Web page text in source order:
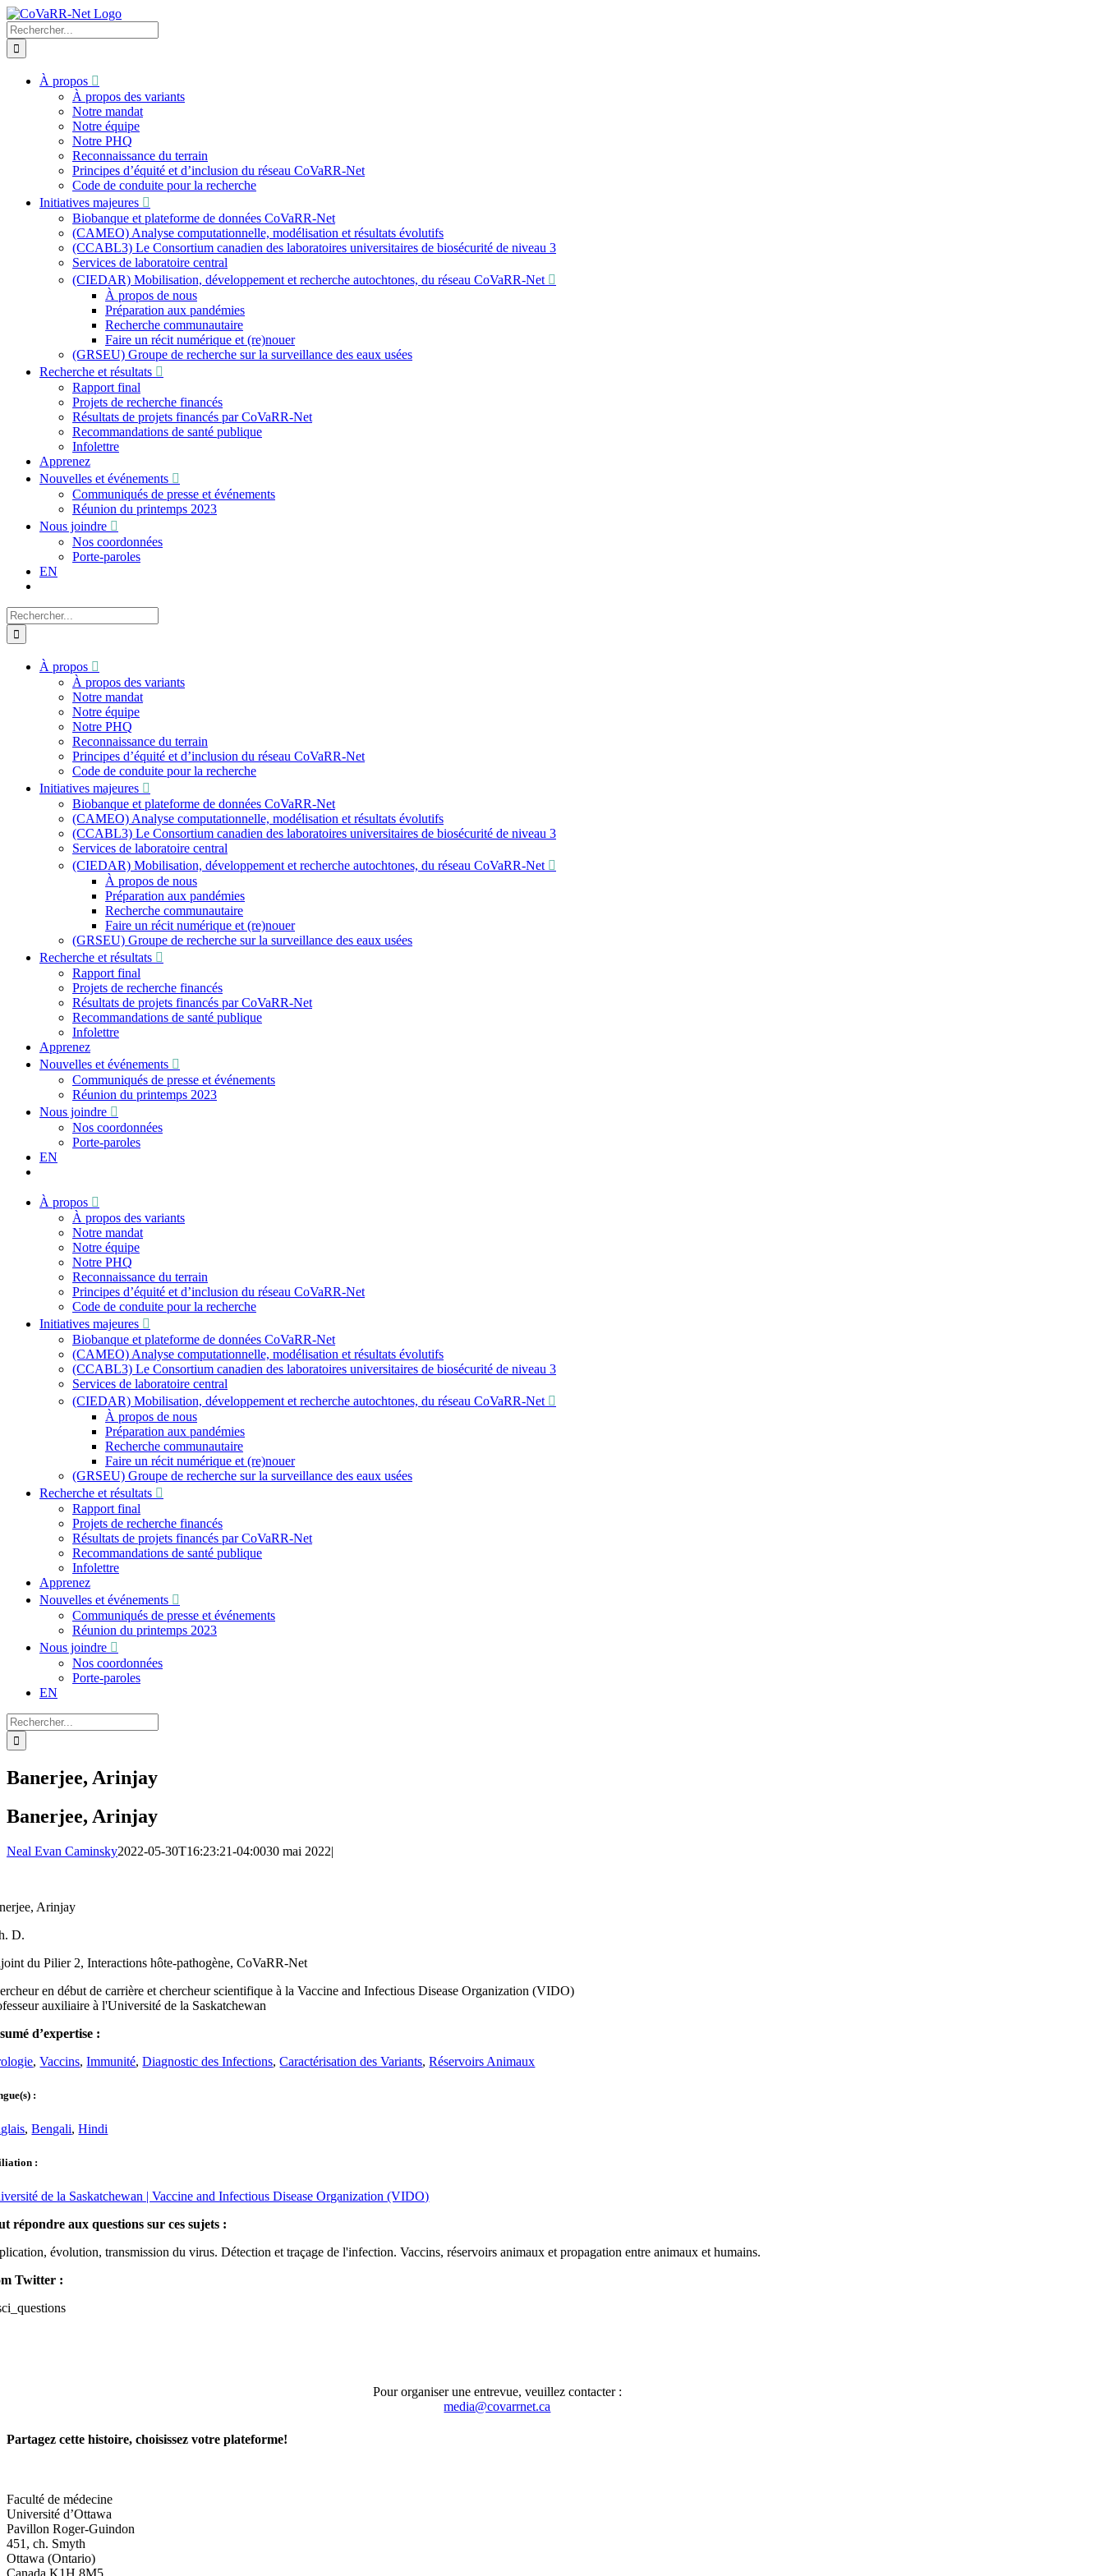
Skip
to
content
Recherche
sur
le
À propos
À propos des variants
Notre mandat
Notre équipe
Notre PHQ
Reconnaissance du terrain
Principes d’équité et d’inclusion du réseau CoVaRR-Net
Code de conduite pour la recherche
Initiatives majeures
Biobanque et plateforme de données CoVaRR-Net
(CAMEO) Analyse computationnelle, modélisation et résultats évolutifs
(CCABL3) Le Consortium canadien des laboratoires universitaires de biosécurité de niveau 3
Services de laboratoire central
(CIEDAR) Mobilisation, développement et recherche autochtones, du réseau CoVaRR-Net
À propos de nous
Préparation aux pandémies
Recherche communautaire
Faire un récit numérique et (re)nouer
(GRSEU) Groupe de recherche sur la surveillance des eaux usées
Recherche et résultats
Rapport final
Projets de recherche financés
Résultats de projets financés par CoVaRR-Net
Recommandations de santé publique
Infolettre
Apprenez
Nouvelles et événements
Communiqués de presse et événements
Réunion du printemps 2023
Nous joindre
Nos coordonnées
Porte-paroles
EN
Recherche
sur
le
À propos
À propos des variants
Notre mandat
Notre équipe
Notre PHQ
Reconnaissance du terrain
Principes d’équité et d’inclusion du réseau CoVaRR-Net
Code de conduite pour la recherche
Initiatives majeures
Biobanque et plateforme de données CoVaRR-Net
(CAMEO) Analyse computationnelle, modélisation et résultats évolutifs
(CCABL3) Le Consortium canadien des laboratoires universitaires de biosécurité de niveau 3
Services de laboratoire central
(CIEDAR) Mobilisation, développement et recherche autochtones, du réseau CoVaRR-Net
À propos de nous
Préparation aux pandémies
Recherche communautaire
Faire un récit numérique et (re)nouer
(GRSEU) Groupe de recherche sur la surveillance des eaux usées
Recherche et résultats
Rapport final
Projets de recherche financés
Résultats de projets financés par CoVaRR-Net
Recommandations de santé publique
Infolettre
Apprenez
Nouvelles et événements
Communiqués de presse et événements
Réunion du printemps 2023
Nous joindre
Nos coordonnées
Porte-paroles
EN
À propos
À propos des variants
Notre mandat
Notre équipe
Notre PHQ
Reconnaissance du terrain
Principes d’équité et d’inclusion du réseau CoVaRR-Net
Code de conduite pour la recherche
Initiatives majeures
Biobanque et plateforme de données CoVaRR-Net
(CAMEO) Analyse computationnelle, modélisation et résultats évolutifs
(CCABL3) Le Consortium canadien des laboratoires universitaires de biosécurité de niveau 3
Services de laboratoire central
(CIEDAR) Mobilisation, développement et recherche autochtones, du réseau CoVaRR-Net
À propos de nous
Préparation aux pandémies
Recherche communautaire
Faire un récit numérique et (re)nouer
(GRSEU) Groupe de recherche sur la surveillance des eaux usées
Recherche et résultats
Rapport final
Projets de recherche financés
Résultats de projets financés par CoVaRR-Net
Recommandations de santé publique
Infolettre
Apprenez
Nouvelles et événements
Communiqués de presse et événements
Réunion du printemps 2023
Nous joindre
Nos coordonnées
Porte-paroles
EN
Recherche
sur
le
Banerjee, Arinjay
Banerjee, Arinjay
Neal Evan Caminsky2022-05-30T16:23:21-04:0030 mai 2022|
Arinjay
D.
du Pilier 2, Interactions hôte-pathogène, CoVaRR-Net
en début de carrière et chercheur scientifique à la Vaccine and Infectious Disease Organization (VIDO)
auxiliaire à l'Université de la Saskatchewan
d’expertise :
,Vaccins,Immunité,Diagnostic des Infections,Caractérisation des Variants,Réservoirs Animaux
:
,Bengali,Hindi
:
de la Saskatchewan | Vaccine and Infectious Disease Organization (VIDO)
répondre aux questions sur ces sujets :
évolution, transmission du virus. Détection et traçage de l'infection. Vaccins, réservoirs animaux et propagation entre animaux et humains.
Twitter :
Pour organiser une entrevue, veuillez contacter :
media@covarrnet.ca
Partagez cette histoire, choisissez votre plateforme!
Faculté de médecine
Université d’Ottawa
Pavillon Roger-Guindon
451, ch. Smyth
Ottawa (Ontario)
Canada K1H 8M5